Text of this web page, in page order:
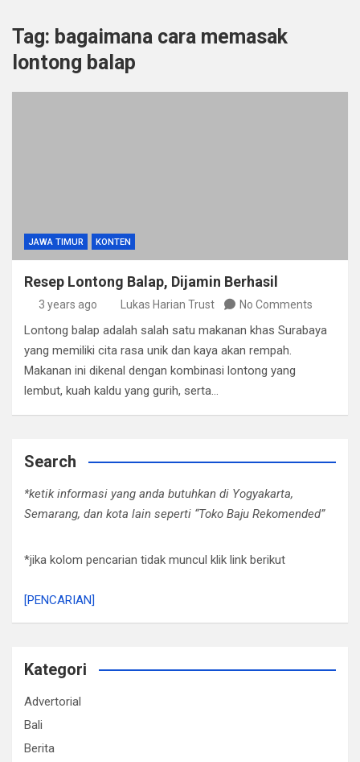
Tag: bagaimana cara memasak
lontong balap
JAWA TIMUR KONTEN
Resep Lontong Balap, Dijamin Berhasil
3 years ago Lukas Harian Trust No Comments
Lontong balap adalah salah satu makanan khas Surabaya
yang memiliki cita rasa unik dan kaya akan rempah.
Makanan ini dikenal dengan kombinasi lontong yang
lembut, kuah kaldu yang gurih, serta…
Search
*ketik informasi yang anda butuhkan di Yogyakarta,
Semarang, dan kota lain seperti “Toko Baju Rekomended”
*jika kolom pencarian tidak muncul klik link berikut
[PENCARIAN]
Kategori
Advertorial
Bali
Berita